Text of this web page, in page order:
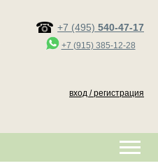
+7 (495) 540-47-17
+7 (915) 385-12-28
вход / регистрация